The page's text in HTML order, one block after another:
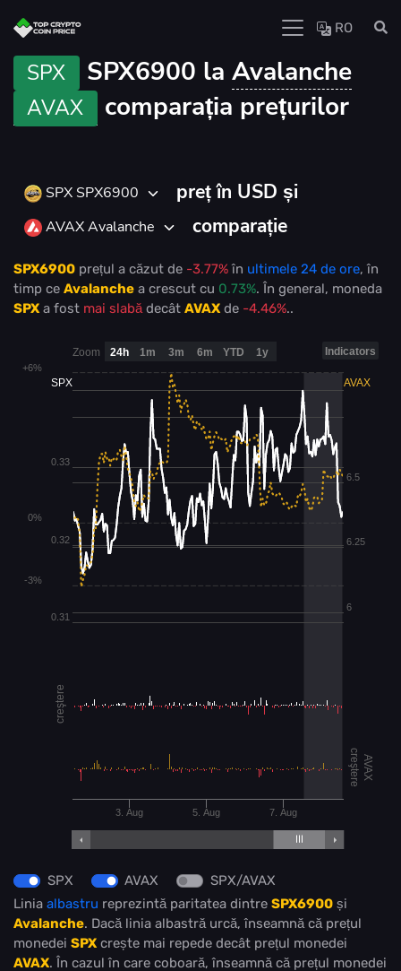
RO
SPX SPX6900 la Avalanche
AVAX comparația prețurilor
SPX SPX6900 preț în USD și
AVAX Avalanche comparație
SPX6900 prețul a căzut de -3.77%în ultimele 24 de ore, în
timp ce Avalanche a crescut cu 0.73%. În general, moneda
SPX a fost mai slabădecât AVAX de -4.46%..
Indicators
SPX
creştere
AVAX
AVAX
creştere
3. Aug 5. Aug 7. Aug
Zoom 24h 1m 3m 6m YTD 1y
0.31
0.32
0.33
-3%
0%
+6%
6
6.25
6.5
SPX AVAX
SPX/AVAX
Linia albastru reprezintă paritatea dintre SPX6900 și
Avalanche. Dacă linia albastră urcă, înseamnă că prețul
monedei SPX crește mai repede decât prețul monedei
AVAX. În cazul în care coboară, înseamnă că prețul monedei